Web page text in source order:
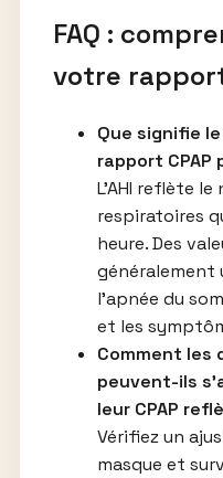
FAQ :
votre rapport
Que signifie
rapport CPAP
L’AHI reflète
respiratoires
heure. Des
généralement
l’apnée du
et les
Comment les
peuvent-ils
leur CPAP
Vérifiez un
masque et